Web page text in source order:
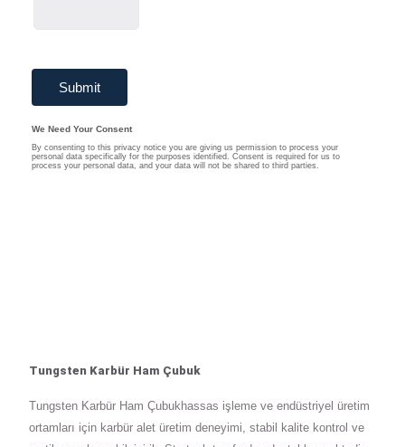
Tungsten Karbür Ham Çubuk
Tungsten Karbür Ham Çubukhassas işleme ve endüstriyel üretim
ortamları için karbür alet üretim deneyimi, stabil kalite kontrol ve